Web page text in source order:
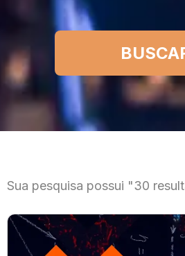
Sua pesquisa possui "30